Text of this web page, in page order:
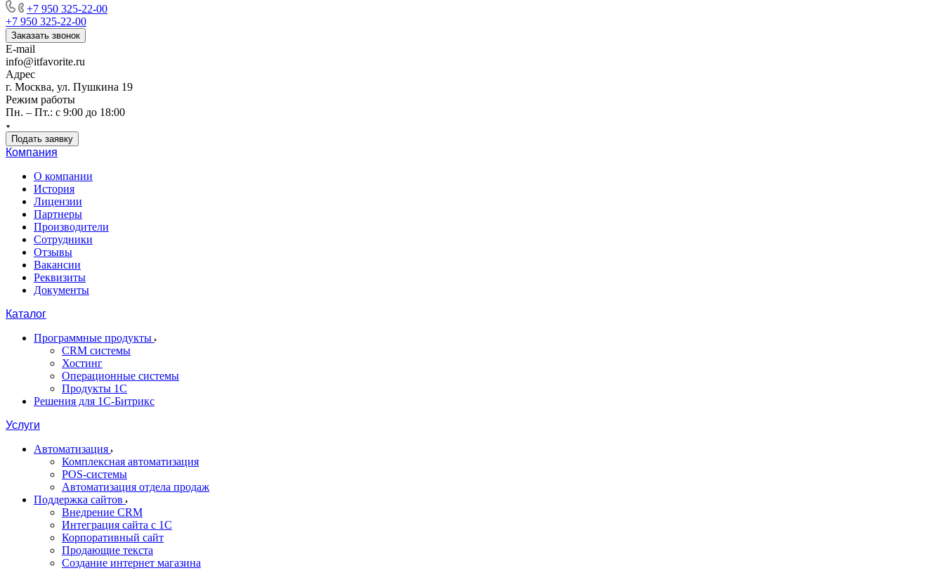
+7 950 325-22-00
+7 950 325-22-00
Заказать звонок
E-mail
info@itfavorite.ru
Адрес
г. Москва, ул. Пушкина 19
Режим работы
Пн. – Пт.: с 9:00 до 18:00
Подать заявку
Компания
О компании
История
Лицензии
Партнеры
Производители
Сотрудники
Отзывы
Вакансии
Реквизиты
Документы
Каталог
Программные продукты
CRM системы
Хостинг
Операционные системы
Продукты 1С
Решения для 1С-Битрикс
Услуги
Автоматизация
Комплексная автоматизация
POS-системы
Автоматизация отдела продаж
Поддержка сайтов
Внедрение CRM
Интеграция сайта с 1С
Корпоративный сайт
Продающие текста
Создание интернет магазина